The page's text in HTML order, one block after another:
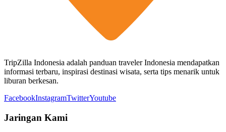
TripZilla Indonesia adalah panduan traveler Indonesia mendapatkan
informasi terbaru, inspirasi destinasi wisata, serta tips menarik untuk
liburan berkesan.
FacebookInstagramTwitterYoutube
Jaringan Kami